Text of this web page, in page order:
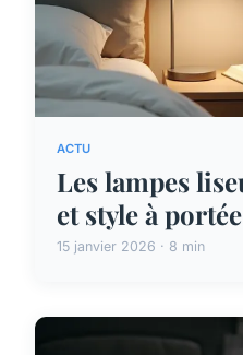
ACTU
Les lampes
et style à
15 janvier 2026 · 8 min